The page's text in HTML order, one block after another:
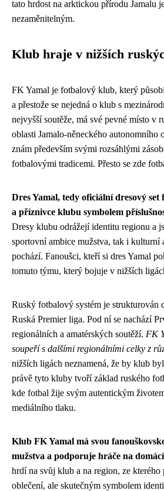
tato hrdost na arktickou přírodu Jamalu
nezaměnitelným.
Klub hraje v nižších
FK Yamal je fotbalový klub, který
a přestože se nejedná o klub s
nejvyšší soutěže, má své pevné místo v
oblasti Jamalo-něneckého
znám především svými rozsáhlými
fotbalovými tradicemi. Přesto se zde
Dres Yamal, tedy oficiální dresový
a příznivce klubu symbolem
Dresy klubu odrážejí identitu regionu a
sportovní ambice mužstva, tak i
pochází. Fanoušci, kteří si dres Yamal
tomuto týmu, který bojuje v nižších
Ruský fotbalový systém je
Ruská Premier liga. Pod ní se nachází
regionálních a amatérských soutěží. FK
soupeří s dalšími regionálními celky z
nižších ligách neznamená, že by klub
právě tyto kluby tvoří základ ruského
kde fotbal žije svým autentickým
mediálního tlaku.
Klub FK Yamal má svou
mužstva a podporuje hráče na
hrdí na svůj klub a na region, ze
oblečení, ale skutečným symbolem